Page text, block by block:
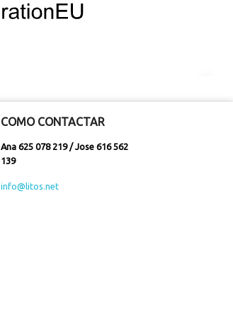
COMO CONTACTAR
Ana 625 078 219 / Jose 616 562
139
info@litos.net